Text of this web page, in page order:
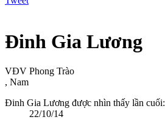
Đinh Gia Lương
VĐV Phong Trào
, Nam
Đinh Gia Lương được nhìn thấy lần cuối:
22/10/14